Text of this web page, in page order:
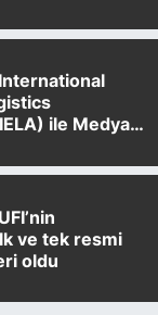
ile Medya
ve tek resmi
oldu